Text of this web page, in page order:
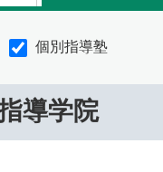
個別指導塾
導学院